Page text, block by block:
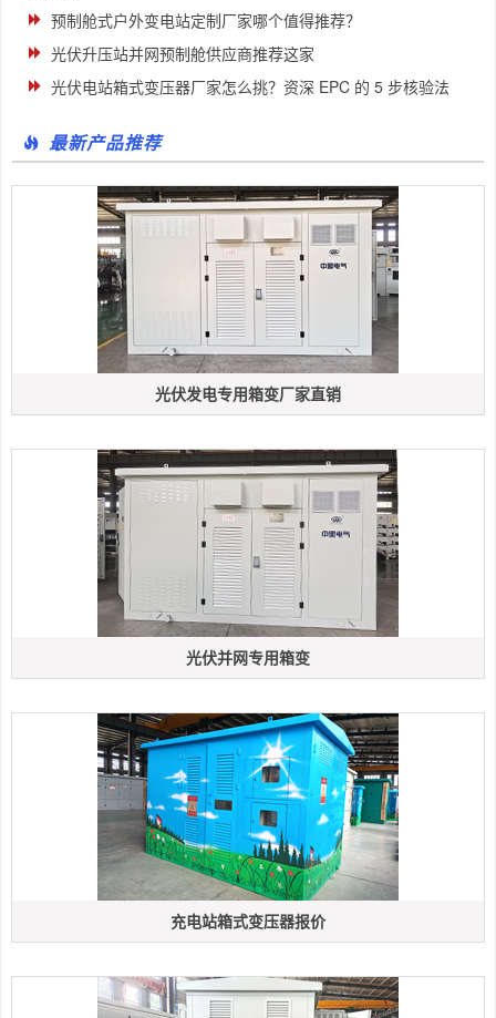
预制舱式户外变电站定制厂家哪个值得推荐？
光伏升压站并网预制舱供应商推荐这家
光伏电站箱式变压器厂家怎么挑？资深 EPC 的 5 步核验法
最新产品推荐
光伏发电专用箱变厂家直销
光伏并网专用箱变
充电站箱式变压器报价